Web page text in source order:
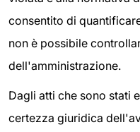
consentito di
non è possibile
dell'amministrazione.
Dagli atti che sono stati
certezza giuridica